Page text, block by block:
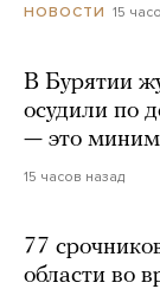
НОВОСТИ 15
В Бурятии
осудили по
— это
15 часов назад
77
области во